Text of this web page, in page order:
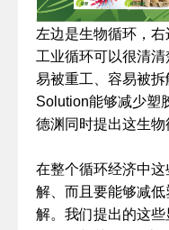
左边是生物循环，右
工业循环可以很清
易被重工、容易被
Solution能够减少塑
德渊同时提出这生物
在整个循环经济中
解、而且要能够减
解。我们提出的这